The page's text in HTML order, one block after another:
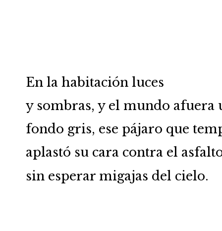
En la habitación luces
y sombras, y el mundo afuera
fondo gris, ese pájaro que
aplastó su cara contra el
sin esperar migajas del cielo.